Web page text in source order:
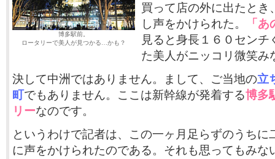
博多駅前。
ロータリーで美人が見つかる…かも？
買って店の外に出たとき
し声をかけられた。
「
見ると身長１６０セン
た美人がニッコリ微笑み
決して中洲ではありません。まして、ご当地の立
町でもありません。ここは新幹線が発着する博多
リーなのです。
というわけで記者は、この一ヶ月足らずのうちに
に声をかけられたのである。それも思ってもみな